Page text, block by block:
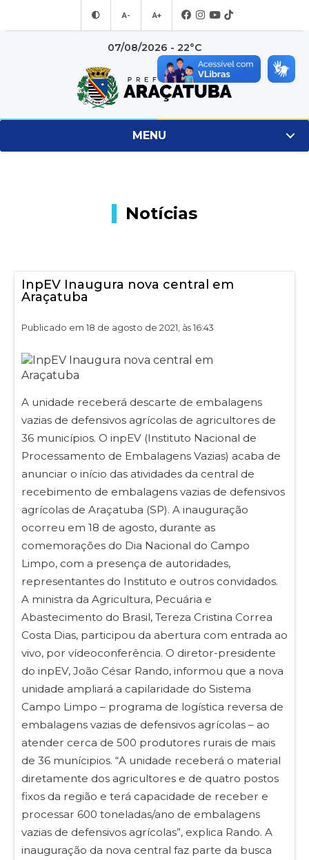
A- A+
07/08/2026 - 22°C
MENU
Notícias
InpEV Inaugura nova central em
Araçatuba
Publicado em 18 de agosto de 2021, às 16:43
A unidade receberá descarte de embalagens
vazias de defensivos agrícolas de agricultores de
36 municípios. O inpEV (Instituto Nacional de
Processamento de Embalagens Vazias) acaba de
anunciar o início das atividades da central de
recebimento de embalagens vazias de defensivos
agrícolas de Araçatuba (SP). A inauguração
ocorreu em 18 de agosto, durante as
comemorações do Dia Nacional do Campo
Limpo, com a presença de autoridades,
representantes do Instituto e outros convidados.
A ministra da Agricultura, Pecuária e
Abastecimento do Brasil, Tereza Cristina Correa
Costa Dias, participou da abertura com entrada ao
vivo, por vídeoconferência. O diretor-presidente
do inpEV, João César Rando, informou que a nova
unidade ampliará a capilaridade do Sistema
Campo Limpo – programa de logística reversa de
embalagens vazias de defensivos agrícolas – ao
atender cerca de 500 produtores rurais de mais
de 36 munícipios. “A unidade receberá o material
diretamente dos agricultores e de quatro postos
fixos da região e terá capacidade de receber e
processar 600 toneladas/ano de embalagens
vazias de defensivos agrícolas”, explica Rando. A
inauguração da nova central faz parte da busca